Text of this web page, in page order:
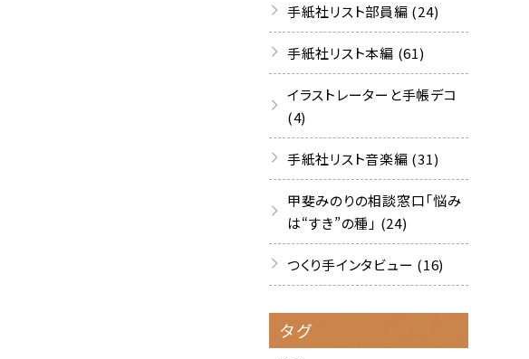
手紙社リスト部員編 (24)
手紙社リスト本編 (61)
イラストレーターと手帳デコ
(4)
手紙社リスト音楽編 (31)
甲斐みのりの相談窓口「悩み
は“すき”の種」 (24)
つくり手インタビュー (16)
タグ